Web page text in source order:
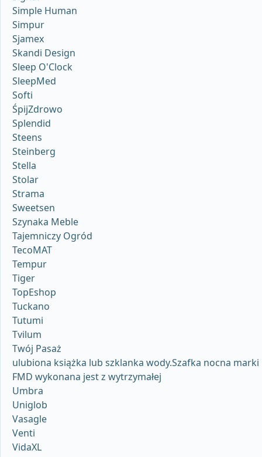
Simple Human
Simpur
Sjamex
Skandi Design
Sleep O'Clock
SleepMed
Softi
ŚpijZdrowo
Splendid
Steens
Steinberg
Stella
Stolar
Strama
Sweetsen
Szynaka Meble
Tajemniczy Ogród
TecoMAT
Tempur
Tiger
TopEshop
Tuckano
Tutumi
Tvilum
Twój Pasaż
ulubiona książka lub szklanka wody.Szafka nocna marki
FMD wykonana jest z wytrzymałej
Umbra
Uniglob
Vasagle
Venti
VidaXL